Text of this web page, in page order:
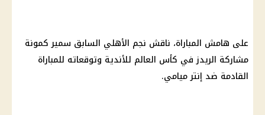
على هامش المباراة، ناقش نجم الأهلي السابق سمير كمونة
مشاركة الريدز في كأس العالم للأندية وتوقعاته للمباراة
القادمة ضد إنتر ميامي.